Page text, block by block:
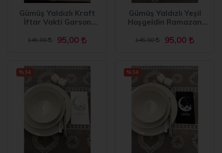
Gümüş Yaldızlı Kraft
İftar Vakti Garson
145,00 95,00
Gümüş Yaldızlı Yeşil
Hoşgeldin Ramazan
Peçete 16 lı
145,00 95,00
%34 %34